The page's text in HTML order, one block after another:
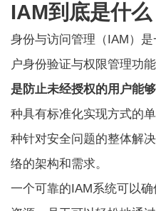
IAM到底是什么
身份与访问管理（IAM）
户身份验证与权限管理功
是防止未经授权的用户能
种具有标准化实现方式的
种针对安全问题的整体解
络的架构和需求。
一个可靠的IAM系统可以